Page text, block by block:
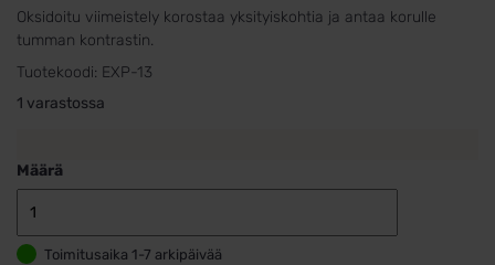
Oksidoitu viimeistely korostaa yksityiskohtia ja antaa korulle
tumman kontrastin.
Tuotekoodi: EXP-13
1 varastossa
Määrä
Toimitusaika 1-7 arkipäivää